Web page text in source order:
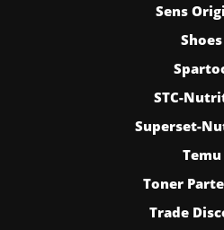
Sens
Shoes
STC-
Superset-
Temu
Toner
Trade